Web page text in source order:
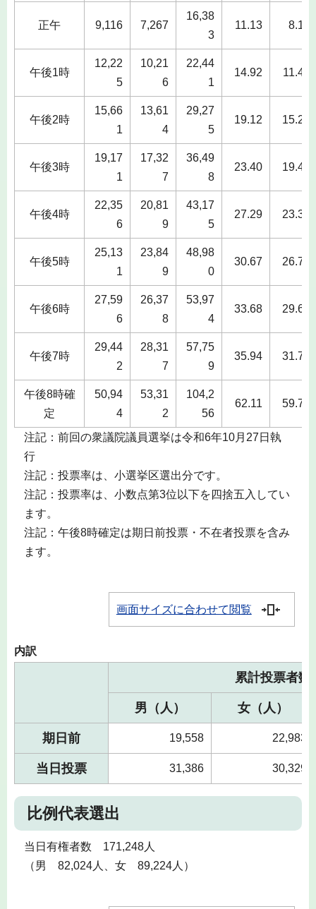
正午 9,116 7,267
16,38
3
11.13 8.16
午後1時
12,22
5
10,21
6
22,44
1
14.92 11.47
午後2時
15,66
1
13,61
4
29,27
5
19.12 15.28
午後3時
19,17
1
17,32
7
36,49
8
23.40 19.45
午後4時
22,35
6
20,81
9
43,17
5
27.29 23.37
午後5時
25,13
1
23,84
9
48,98
0
30.67 26.77
午後6時
27,59
6
26,37
8
53,97
4
33.68 29.61
午後7時
29,44
2
28,31
7
57,75
9
35.94 31.78
午後8時確
定
50,94
4
53,31
2
104,2
56
62.11 59.75
注記：前回の衆議院議員選挙は令和6年10月27日執
行
注記：投票率は、小選挙区選出分です。
注記：投票率は、小数点第3位以下を四捨五入してい
ます。
注記：午後8時確定は期日前投票・不在者投票を含み
ます。
画面サイズに合わせて閲覧
内訳
累計投票者数
男（人） 女（人）
期日前 19,558 22,983
当日投票 31,386 30,329
比例代表選出
当日有権者数 171,248人
（男 82,024人、女 89,224人）